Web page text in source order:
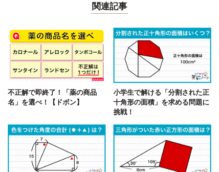
関連記事
不正解で即終了！「薬の商品
名」を選べ！【ドボン】
小学生で解ける「分割された正
十角形の面積」を求める問題に
挑戦！